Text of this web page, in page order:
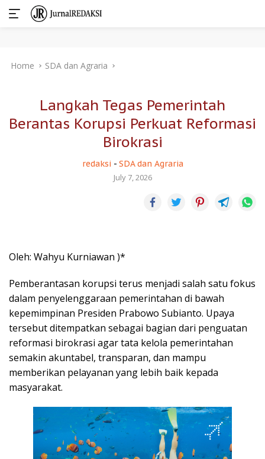
Home SDA dan Agraria
Langkah Tegas Pemerintah
Berantas Korupsi Perkuat Reformasi
Birokrasi
redaksi - SDA dan Agraria
July 7, 2026
Oleh: Wahyu Kurniawan )*
Pemberantasan korupsi terus menjadi salah satu fokus
dalam penyelenggaraan pemerintahan di bawah
kepemimpinan Presiden Prabowo Subianto. Upaya
tersebut ditempatkan sebagai bagian dari penguatan
reformasi birokrasi agar tata kelola pemerintahan
semakin akuntabel, transparan, dan mampu
memberikan pelayanan yang lebih baik kepada
masyarakat.